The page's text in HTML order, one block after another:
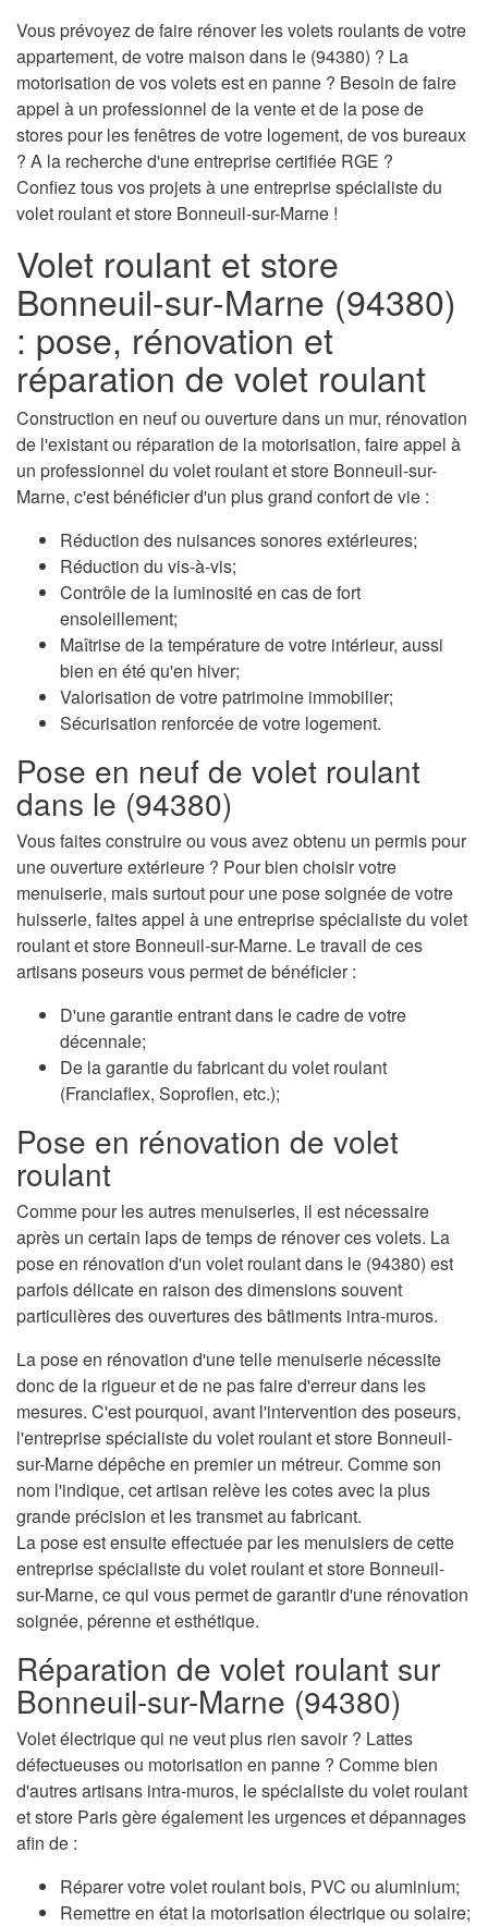
Vous prévoyez de faire rénover les volets roulants de votre
appartement, de votre maison dans le (94380) ? La
motorisation de vos volets est en panne ? Besoin de faire
appel à un professionnel de la vente et de la pose de
stores pour les fenêtres de votre logement, de vos bureaux
? A la recherche d'une entreprise certifiée RGE ?
Confiez tous vos projets à une entreprise spécialiste du
volet roulant et store Bonneuil-sur-Marne !
Volet roulant et store
Bonneuil-sur-Marne (94380)
: pose, rénovation et
réparation de volet roulant
Construction en neuf ou ouverture dans un mur, rénovation
de l'existant ou réparation de la motorisation, faire appel à
un professionnel du volet roulant et store Bonneuil-sur-
Marne, c'est bénéficier d'un plus grand confort de vie :
Réduction des nuisances sonores extérieures;
Réduction du vis-à-vis;
Contrôle de la luminosité en cas de fort
ensoleillement;
Maîtrise de la température de votre intérieur, aussi
bien en été qu'en hiver;
Valorisation de votre patrimoine immobilier;
Sécurisation renforcée de votre logement.
Pose en neuf de volet roulant
dans le (94380)
Vous faites construire ou vous avez obtenu un permis pour
une ouverture extérieure ? Pour bien choisir votre
menuiserie, mais surtout pour une pose soignée de votre
huisserie, faites appel à une entreprise spécialiste du volet
roulant et store Bonneuil-sur-Marne. Le travail de ces
artisans poseurs vous permet de bénéficier :
D'une garantie entrant dans le cadre de votre
décennale;
De la garantie du fabricant du volet roulant
(Franciaflex, Soproflen, etc.);
Pose en rénovation de volet
roulant
Comme pour les autres menuiseries, il est nécessaire
après un certain laps de temps de rénover ces volets. La
pose en rénovation d'un volet roulant dans le (94380) est
parfois délicate en raison des dimensions souvent
particulières des ouvertures des bâtiments intra-muros.
La pose en rénovation d'une telle menuiserie nécessite
donc de la rigueur et de ne pas faire d'erreur dans les
mesures. C'est pourquoi, avant l'intervention des poseurs,
l'entreprise spécialiste du volet roulant et store Bonneuil-
sur-Marne dépêche en premier un métreur. Comme son
nom l'indique, cet artisan relève les cotes avec la plus
grande précision et les transmet au fabricant.
La pose est ensuite effectuée par les menuisiers de cette
entreprise spécialiste du volet roulant et store Bonneuil-
sur-Marne, ce qui vous permet de garantir d'une rénovation
soignée, pérenne et esthétique.
Réparation de volet roulant sur
Bonneuil-sur-Marne (94380)
Volet électrique qui ne veut plus rien savoir ? Lattes
défectueuses ou motorisation en panne ? Comme bien
d'autres artisans intra-muros, le spécialiste du volet roulant
et store Paris gère également les urgences et dépannages
afin de :
Réparer votre volet roulant bois, PVC ou aluminium;
Remettre en état la motorisation électrique ou solaire;